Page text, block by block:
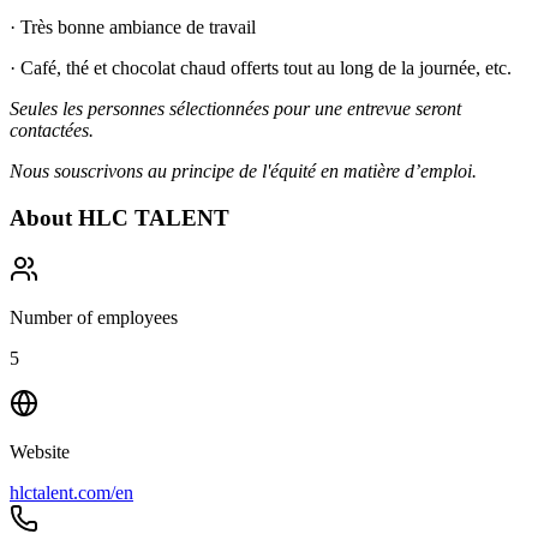
· Très bonne ambiance de travail
· Café, thé et chocolat chaud offerts tout au long de la journée, etc.
Seules les personnes sélectionnées pour une entrevue seront
contactées.
Nous souscrivons au principe de l'équité en matière d’emploi.
About HLC TALENT
Number of employees
5
Website
hlctalent.com/en